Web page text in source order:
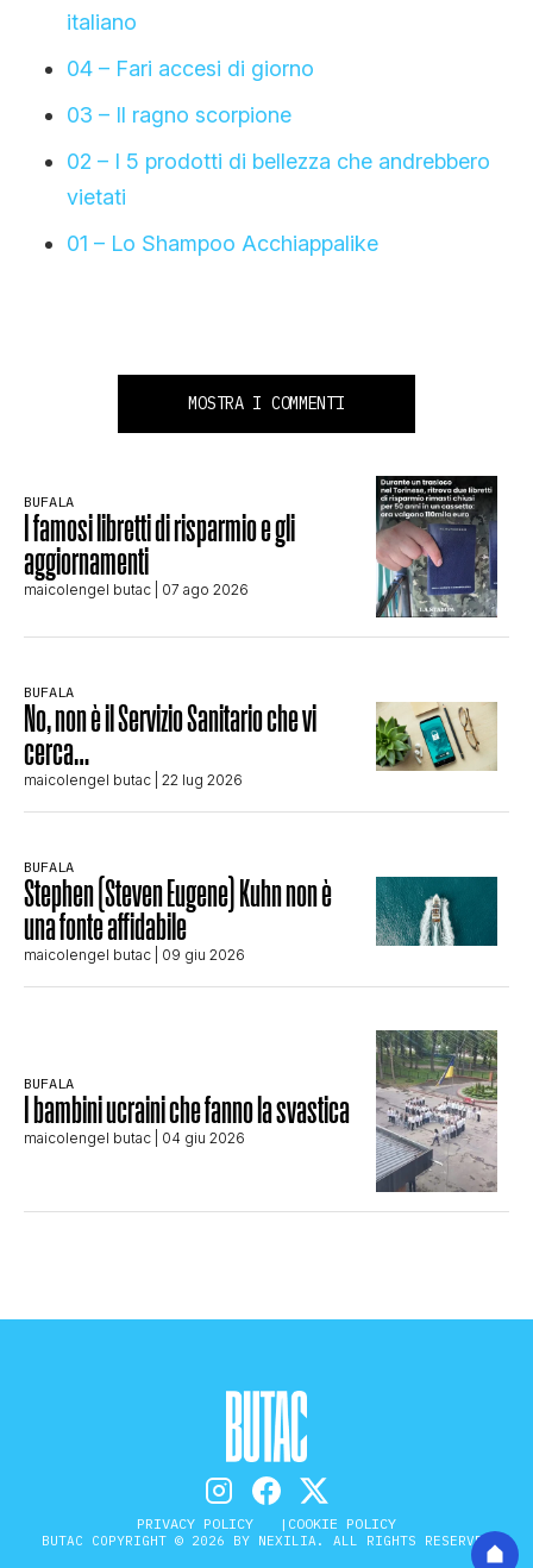
italiano
04 – Fari accesi di giorno
03 – Il ragno scorpione
02 – I 5 prodotti di bellezza che andrebbero
vietati
01 – Lo Shampoo Acchiappalike
MOSTRA I COMMENTI
BUFALA
I famosi libretti di risparmio e gli
aggiornamenti
maicolengel butac | 07 ago 2026
BUFALA
No, non è il Servizio Sanitario che vi
cerca…
maicolengel butac | 22 lug 2026
BUFALA
Stephen (Steven Eugene) Kuhn non è
una fonte affidabile
maicolengel butac | 09 giu 2026
BUFALA
I bambini ucraini che fanno la svastica
maicolengel butac | 04 giu 2026
PRIVACY POLICY COOKIE POLICY
BUTAC COPYRIGHT © 2026 BY NEXILIA. ALL RIGHTS RESERVED